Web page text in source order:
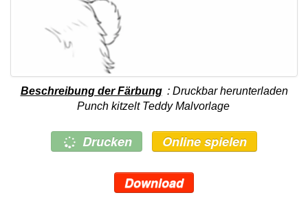
Beschreibung der Färbung : Druckbar herunterladen
Punch kitzelt Teddy Malvorlage
Drucken Online spielen
Download